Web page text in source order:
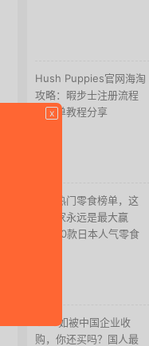
x
Hush Puppies官网海淘
攻略：暇步士注册流程
及下单教程分享
海淘热门零食榜单，这
个国家永远是最大赢
家，10款日本人气零食
GNC如被中国企业收
购，你还买吗？国人最